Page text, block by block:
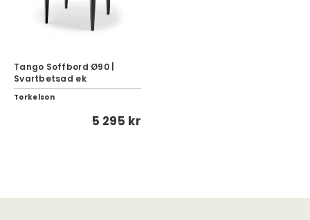
Tango Soffbord Ø90 |
Svartbetsad ek
Torkelson
5 295 kr